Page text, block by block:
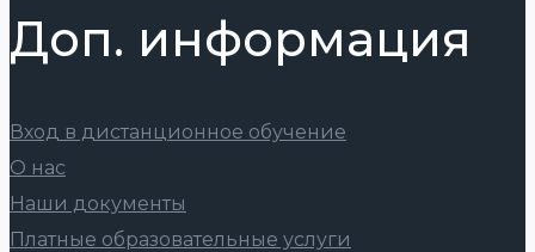
Доп. информация
Вход в дистанционное обучение
О нас
Наши документы
Платные образовательные услуги